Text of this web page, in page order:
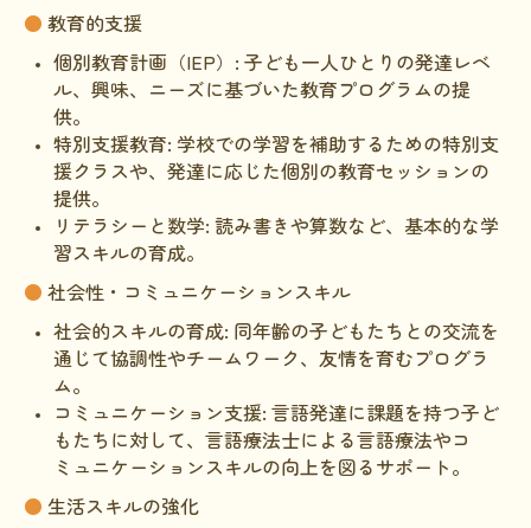
HAM研究班
神経免疫班
移行期医療
当サイトについて
お問合せ
難病患者さんの生活と治療に関する実態調査
● 教育的支援
個別教育計画（IEP）: 子ども一人ひとりの発達レベ
ル、興味、ニーズに基づいた教育プログラムの提
供。
特別支援教育: 学校での学習を補助するための特別支
援クラスや、発達に応じた個別の教育セッションの
提供。
リテラシーと数学: 読み書きや算数など、基本的な学
習スキルの育成。
● 社会性・コミュニケーションスキル
社会的スキルの育成: 同年齢の子どもたちとの交流を
通じて協調性やチームワーク、友情を育むプログラ
ム。
コミュニケーション支援: 言語発達に課題を持つ子ど
もたちに対して、言語療法士による言語療法やコ
ミュニケーションスキルの向上を図るサポート。
● 生活スキルの強化